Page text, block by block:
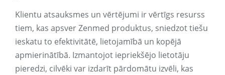
Klientu atsauksmes un vērtējumi ir vērtīgs resurss
tiem, kas apsver Zenmed produktus, sniedzot tiešu
ieskatu to efektivitātē, lietojamībā un kopējā
apmierinātībā. Izmantojot iepriekšējo lietotāju
pieredzi, cilvēki var izdarīt pārdomātu izvēli, kas